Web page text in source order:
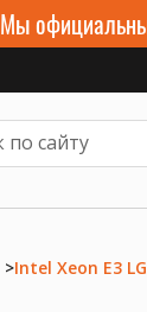
Мы
>Intel Xeon E3